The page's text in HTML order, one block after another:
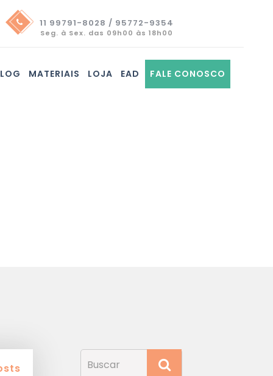
11 99791-8028 / 95772-9354
Seg. à Sex. das 09h00 às 18h00
MATERIAIS LOJA EAD FALE CONOSCO